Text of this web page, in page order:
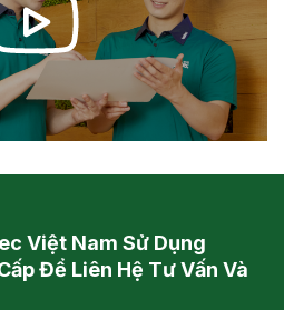
Việt Nam Sử Dụng
Để Liên Hệ Tư Vấn Và